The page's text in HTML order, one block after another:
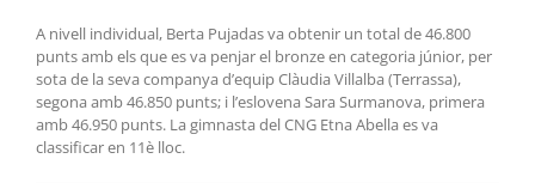
A nivell individual, Berta Pujadas va obtenir un total de 46.800
punts amb els que es va penjar el bronze en categoria júnior, per
sota de la seva companya d’equip Clàudia Villalba (Terrassa),
segona amb 46.850 punts; i l’eslovena Sara Surmanova, primera
amb 46.950 punts. La gimnasta del CNG Etna Abella es va
classificar en 11è lloc.